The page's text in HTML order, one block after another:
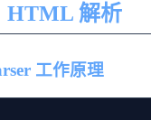
HTML 解析
工作原理